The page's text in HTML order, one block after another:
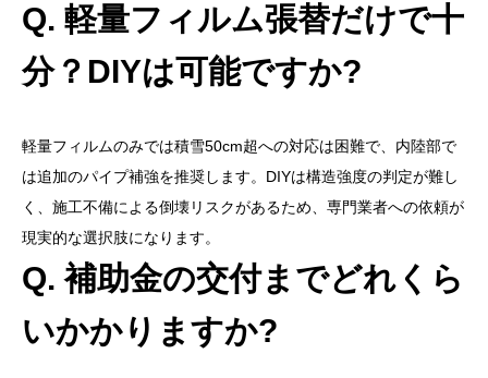
Q. 軽量フィルム張替だけで十
分？DIYは可能ですか?
軽量フィルムのみでは積雪50cm超への対応は困難で、内陸部で
は追加のパイプ補強を推奨します。DIYは構造強度の判定が難し
く、施工不備による倒壊リスクがあるため、専門業者への依頼が
現実的な選択肢になります。
Q. 補助金の交付までどれくら
いかかりますか?